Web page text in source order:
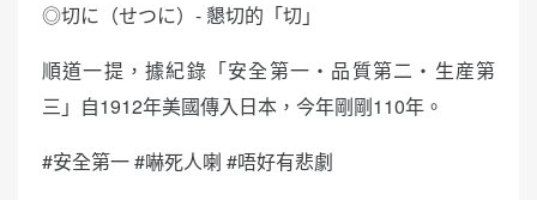
◎切に（せつに）- 懇切的「切」
順道一提，據紀錄「安全第一・品質第二・生産第
三」自1912年美國傳入日本，今年剛剛110年。
#安全第一 #嚇死人喇 #唔好有悲劇